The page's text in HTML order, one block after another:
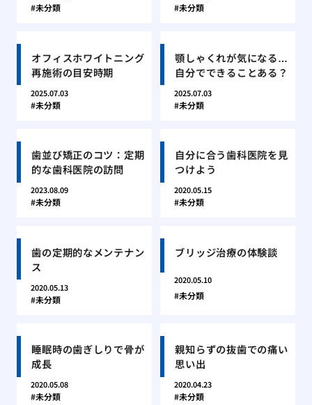
未分類 未分類
オフィスホワイトニング
再施術の目安時期
2025.07.03
未分類
顎しゃくれが気になる…
自分でできることある？
2025.07.03
未分類
歯並び矯正のコツ：定期
的な歯科医院の訪問
2023.08.09
未分類
自分に合う歯科医院を見
つけよう
2020.05.15
未分類
歯の定期的なメンテナン
ス
2020.05.13
未分類
ブリッジ治療の体験談
2020.05.10
未分類
睡眠時の歯ぎしりで骨が
成長
2020.05.08
未分類
親知らずの抜歯での痛い
思い出
2020.04.23
未分類